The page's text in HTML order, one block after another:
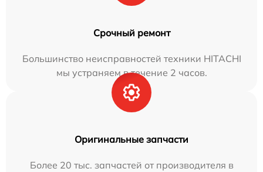
Срочный ремонт
Большинство неисправностей техники HITACHI
мы устраняем в течение 2 часов.
Оригинальные запчасти
Более 20 тыс. запчастей от производителя в